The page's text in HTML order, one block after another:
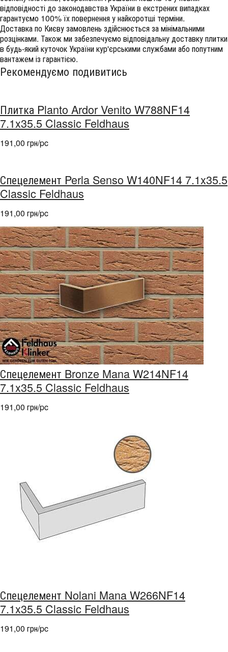
відповідності до законодавства України в екстрених випадках
гарантуємо 100% їх повернення у найкоротші терміни.
Доставка по Києву замовлень здійснюється за мінімальними
розцінками. Також ми забезпечуємо відповідальну доставку плитки
в будь-який куточок України кур'єрськими службами або попутним
вантажем із гарантією.
Рекомендуємо подивитись
Плитка Planto Ardor Venito W788NF14
7.1x35.5 Classic Feldhaus
191,00 грн/pc
Спецелемент Perla Senso W140NF14 7.1x35.5
Classic Feldhaus
191,00 грн/pc
Спецелемент Bronze Mana W214NF14
7.1x35.5 Classic Feldhaus
191,00 грн/pc
Спецелемент Nolani Mana W266NF14
7.1x35.5 Classic Feldhaus
191,00 грн/pc